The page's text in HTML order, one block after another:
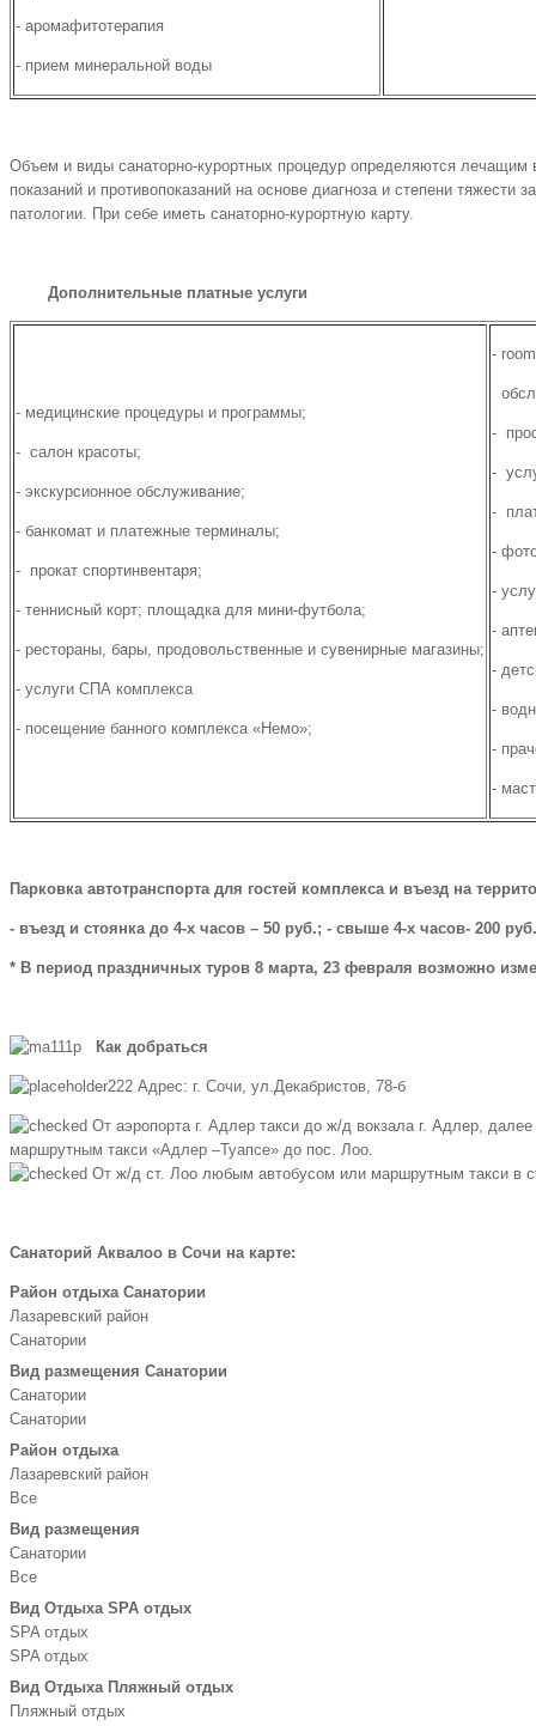
- аромафитотерапия
- прием минеральной воды
Объем и виды санаторно-курортных процедур определяются лечащим
показаний и противопоказаний на основе диагноза и степени тяжести
патологии. При себе иметь санаторно-курортную карту.
Дополнительные платные услуги
- медицинские процедуры и программы;
- салон красоты;
- экскурсионное обслуживание;
- банкомат и платежные терминалы;
- прокат спортинвентаря;
- теннисный корт; площадка для мини-футбола;
- рестораны, бары, продовольственные и сувенирные магазины;
- услуги СПА комплекса
- посещение банного комплекса «Немо»;
-
-
-
-
-
-
-
-
-
-
-
Парковка автотранспорта для гостей комплекса и въезд на
- въезд и стоянка до 4-х часов – 50 руб.; - свыше 4-х часов- 200
* В период праздничных туров 8 марта, 23 февраля возможно
Как добраться
Адрес: г. Сочи, ул.Декабристов, 78-б
От аэропорта г. Адлер такси до ж/д вокзала г. Адлер,
маршрутным такси «Адлер –Туапсе» до пос. Лоо.
От ж/д ст. Лоо любым автобусом или маршрутным такси в
Санаторий Аквалоо в Сочи на карте:
Район отдыха Санатории
Лазаревский район
Санатории
Вид размещения Санатории
Санатории
Санатории
Район отдыха
Лазаревский район
Все
Вид размещения
Санатории
Все
Вид Отдыха SPA отдых
SPA отдых
SPA отдых
Вид Отдыха Пляжный отдых
Пляжный отдых